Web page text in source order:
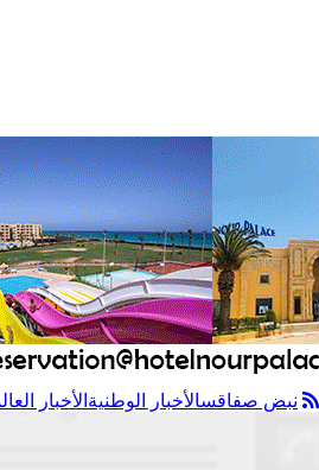
نبض صفاقسالأخبار الوطنية الأخبار